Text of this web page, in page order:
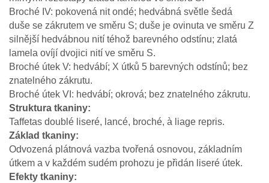
Broché IV: pokovená nit ondé; hedvábná světle šedá
duše se zákrutem ve směru S; duše je ovinuta ve směru Z
silnější hedvábnou nití téhož barevného odstínu; zlatá
lamela ovíjí dvojici nití ve směru S.
Broché útek V: hedvábí; X útků 5 barevných odstínů; bez
znatelného zákrutu.
Broché útek VI: hedvábí; okrová; bez znatelného zákrutu.
Struktura tkaniny
Taffetas doublé liseré, lancé, broché, à liage repris.
Základ tkaniny
Odvozená plátnová vazba tvořená osnovou, základním
útkem a v každém sudém prohozu je přidán liseré útek.
Efekty tkaniny